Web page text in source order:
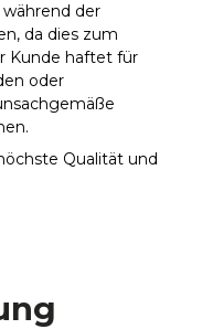
der
da dies zum
Kunde haftet für
oder
Qualität und
Produkts zu